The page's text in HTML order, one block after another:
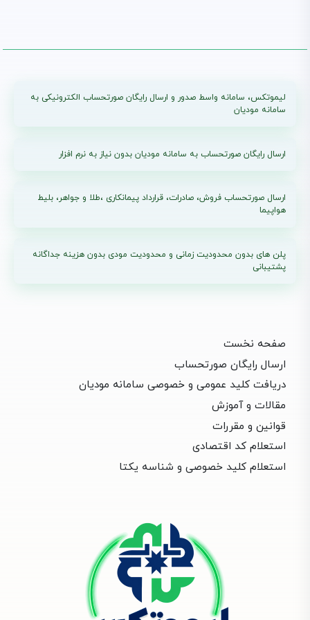
لیموتکس، سامانه واسط صدور و ارسال رایگان صورتحساب الکترونیکی به
سامانه مودیان
ارسال رایگان صورتحساب به سامانه مودیان بدون نیاز به نرم افزار
ارسال صورتحساب فروش، صادرات، قرارداد پیمانکاری ،طلا و جواهر، بلیط
هواپیما
پلن های بدون محدودیت زمانی و محدودیت مودی بدون هزینه جداگانه
پشتیبانی
صفحه نخست
ارسال رایگان صورتحساب
دریافت کلید عمومی و خصوصی سامانه مودیان
مقالات و آموزش
قوانین و مقررات
استعلام کد اقتصادی
استعلام کلید خصوصی و شناسه یکتا